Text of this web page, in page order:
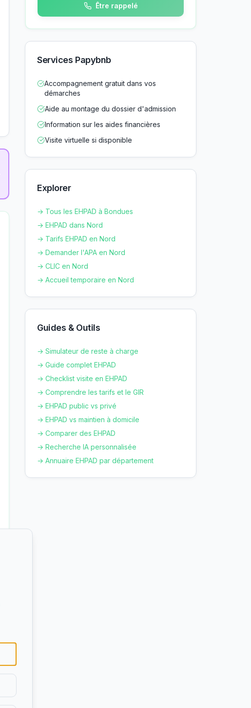
Être rappelé
Services Papybnb
Accompagnement gratuit dans vos
démarches
Aide au montage du dossier d'admission
Information sur les aides financières
Visite virtuelle si disponible
Explorer
→ Tous les EHPAD à Bondues
→ EHPAD dans Nord
→ Tarifs EHPAD en Nord
→ Demander l'APA en Nord
→ CLIC en Nord
→ Accueil temporaire en Nord
Guides & Outils
→ Simulateur de reste à charge
→ Guide complet EHPAD
→ Checklist visite en EHPAD
→ Comprendre les tarifs et le GIR
→ EHPAD public vs privé
→ EHPAD vs maintien à domicile
→ Comparer des EHPAD
→ Recherche IA personnalisée
→ Annuaire EHPAD par département